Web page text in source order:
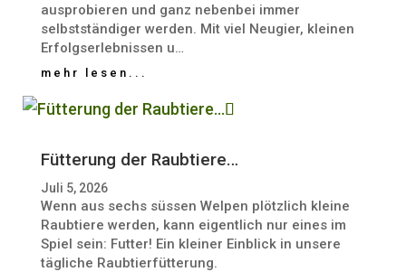
ausprobieren und ganz nebenbei immer
selbstständiger werden. Mit viel Neugier, kleinen
Erfolgserlebnissen u…
mehr lesen...
Fütterung der Raubtiere…
Juli 5, 2026
Wenn aus sechs süssen Welpen plötzlich kleine
Raubtiere werden, kann eigentlich nur eines im
Spiel sein: Futter! Ein kleiner Einblick in unsere
tägliche Raubtierfütterung.